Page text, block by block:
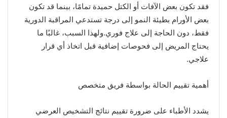
فقد تكون بعض الآفات أو الكتل حميدة تمامًا، بينما قد تكون
بعض الأورام بطيئة النمو إلى درجة تستدعي المراقبة الدورية
فقط، دون الحاجة إلى علاج فوري.ولهذا السبب، غالبًا ما
يحتاج المريض إلى فحوصات إضافية قبل اتخاذ أي قرار
علاجي.
أهمية تقييم الحالة بواسطة فريق متخصص
يشدد الأطباء على ضرورة تقييم نتائج التشخيص العرضي